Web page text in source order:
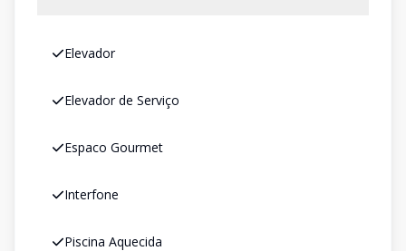
Elevador
Elevador de Serviço
Espaco Gourmet
Interfone
Piscina Aquecida